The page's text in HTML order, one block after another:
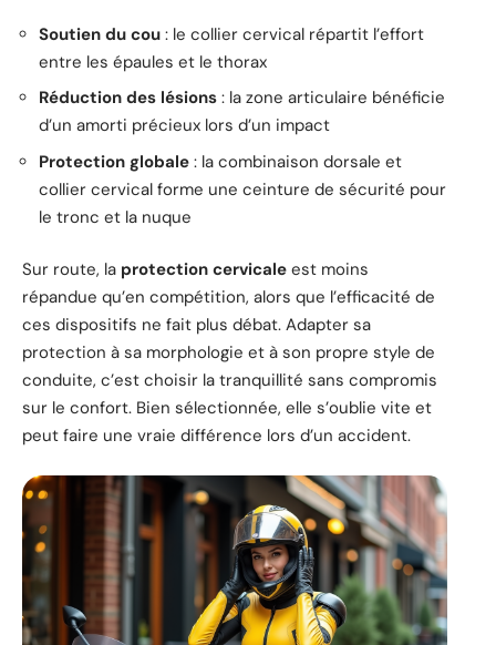
Soutien du cou : le collier cervical répartit l’effort
entre les épaules et le thorax
Réduction des lésions : la zone articulaire bénéficie
d’un amorti précieux lors d’un impact
Protection globale : la combinaison dorsale et
collier cervical forme une ceinture de sécurité pour
le tronc et la nuque
Sur route, la protection cervicale est moins
répandue qu’en compétition, alors que l’efficacité de
ces dispositifs ne fait plus débat. Adapter sa
protection à sa morphologie et à son propre style de
conduite, c’est choisir la tranquillité sans compromis
sur le confort. Bien sélectionnée, elle s’oublie vite et
peut faire une vraie différence lors d’un accident.